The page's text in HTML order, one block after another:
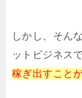
しかし、そん
ットビジネス
稼ぎ出すこと